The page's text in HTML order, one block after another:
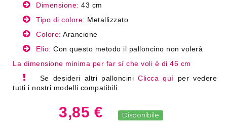
Dimensione: 43 cm
Tipo di colore: Metallizzato
Colore: Arancione
Elio: Con questo metodo il palloncino non volerà
La dimensione minima per far sí che voli è di 46 cm
Se desideri altri pallonciniClicca quí per vedere
tutti i nostri modelli compatibili
3,85 € Disponibile